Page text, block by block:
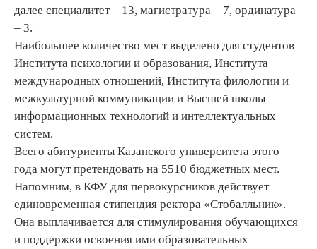
далее специалитет – 13, магистратура – 7, ординатура
– 3.
Наибольшее количество мест выделено для студентов
Института психологии и образования, Института
международных отношений, Института филологии и
межкультурной коммуникации и Высшей школы
информационных технологий и интеллектуальных
систем.
Всего абитуриенты Казанского университета этого
года могут претендовать на 5510 бюджетных мест.
Напомним, в КФУ для первокурсников действует
единовременная стипендия ректора «Стобалльник».
Она выплачивается для стимулирования обучающихся
и поддержки освоения ими образовательных